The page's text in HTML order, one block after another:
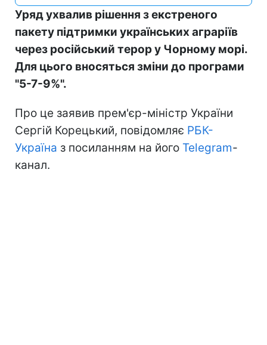
Уряд ухвалив рішення з екстреного
пакету підтримки українських аграріїв
через російський терор у Чорному морі.
Для цього вносяться зміни до програми
"5-7-9%".
Про це заявив прем'єр-міністр України
Сергій Корецький, повідомляє РБК-
Україна з посиланням на його Telegram-
канал.